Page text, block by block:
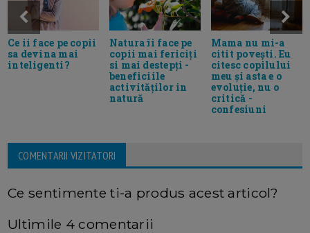
Ce ii face pe copii
sa devina mai
inteligenti?
Natura îi face pe
copii mai fericiți
si mai destepți -
beneficiile
activităților in
natură
Mama nu mi-a
citit povești. Eu
citesc copilului
meu și asta e o
evoluție, nu o
critică -
confesiuni
COMENTARII VIZITATORI
Ce sentimente ti-a produs acest articol?
Ultimile 4 comentarii